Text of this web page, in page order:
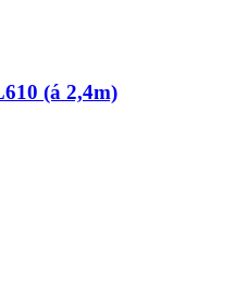
(á 2,4m)